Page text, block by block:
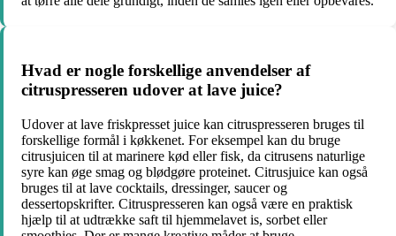
Hvad er nogle forskellige anvendelser af
citruspresseren udover at lave juice?
Udover at lave friskpresset juice kan citruspresseren bruges til
forskellige formål i køkkenet. For eksempel kan du bruge
citrusjuicen til at marinere kød eller fisk, da citrusens naturlige
syre kan øge smag og blødgøre proteinet. Citrusjuice kan også
bruges til at lave cocktails, dressinger, saucer og
dessertopskrifter. Citruspresseren kan også være en praktisk
hjælp til at udtrække saft til hjemmelavet is, sorbet eller